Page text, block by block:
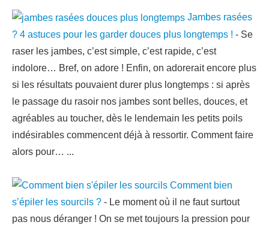
Jambes rasées
? 4 astuces pour les garder douces plus longtemps ! - Se
raser les jambes, c’est simple, c’est rapide, c’est
indolore… Bref, on adore ! Enfin, on adorerait encore plus
si les résultats pouvaient durer plus longtemps : si après
le passage du rasoir nos jambes sont belles, douces, et
agréables au toucher, dès le lendemain les petits poils
indésirables commencent déjà à ressortir. Comment faire
alors pour… ...
Comment bien
s’épiler les sourcils ? - Le moment où il ne faut surtout
pas nous déranger ! On se met toujours la pression pour